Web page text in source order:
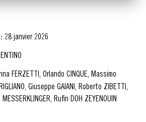
28 janvier 2026
FERZETTI, Orlando CINQUE, Massimo
Giuseppe GAIANI, Roberto ZIBETTI,
Rufin DOH ZEYENOUIN